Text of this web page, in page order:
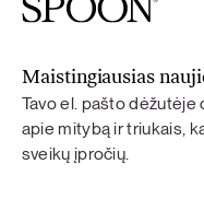
Maistingiausias
Tavo el. pašto
apie mitybą ir triukais,
sveikų įpročių.